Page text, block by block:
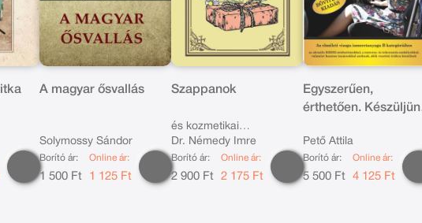
A magyar ősvallás
Solymossy Sándor
Borító ár:
1 500 Ft
Online ár:
1 125 Ft
Szappanok
és kozmetikai
készítmények előállítása
valódi és pótanyagokból
Dr. Némedy Imre
Borító ár:
2 900 Ft
Online ár:
2 175 Ft
Egyszerűen,
érthetően.
Pető Attila
Borító ár:
5 500 Ft
Online ár:
4 125 Ft